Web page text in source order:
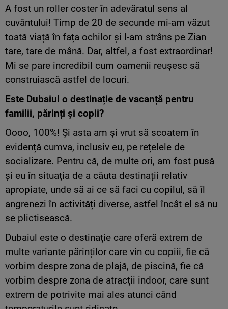
A fost un roller coster în adevăratul sens al
cuvântului! Timp de 20 de secunde mi-am văzut
toată viață în fața ochilor și l-am strâns pe Zian
tare, tare de mână. Dar, altfel, a fost extraordinar!
Mi se pare incredibil cum oamenii reușesc să
construiască astfel de locuri.
Este Dubaiul o destinație de vacanță pentru
familii, părinți și copii?
Oooo, 100%! Și asta am și vrut să scoatem în
evidență cumva, inclusiv eu, pe rețelele de
socializare. Pentru că, de multe ori, am fost pusă
și eu în situația de a căuta destinații relativ
apropiate, unde să ai ce să faci cu copilul, să îl
angrenezi în activități diverse, astfel încât el să nu
se plictisească.
Dubaiul este o destinație care oferă extrem de
multe variante părinților care vin cu copiii, fie că
vorbim despre zona de plajă, de piscină, fie că
vorbim despre zona de atracții indoor, care sunt
extrem de potrivite mai ales atunci când